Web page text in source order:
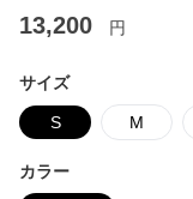
13,200 円
サイズ
S M
カラー